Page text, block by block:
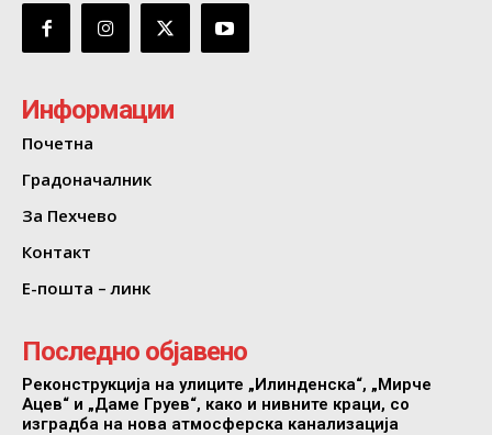
Информации
Почетна
Градоначалник
За Пехчево
Контакт
Е-пошта – линк
Последно објавено
Реконструкција на улиците „Илинденска“, „Мирче
Ацев“ и „Даме Груев“, како и нивните краци, со
изградба на нова атмосферска канализација